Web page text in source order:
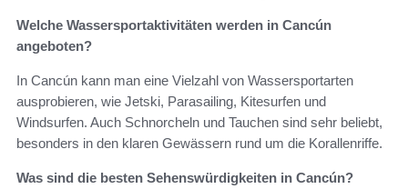
Welche Wassersportaktivitäten werden in Cancún
angeboten?
In Cancún kann man eine Vielzahl von Wassersportarten
ausprobieren, wie Jetski, Parasailing, Kitesurfen und
Windsurfen. Auch Schnorcheln und Tauchen sind sehr beliebt,
besonders in den klaren Gewässern rund um die Korallenriffe.
Was sind die besten Sehenswürdigkeiten in Cancún?